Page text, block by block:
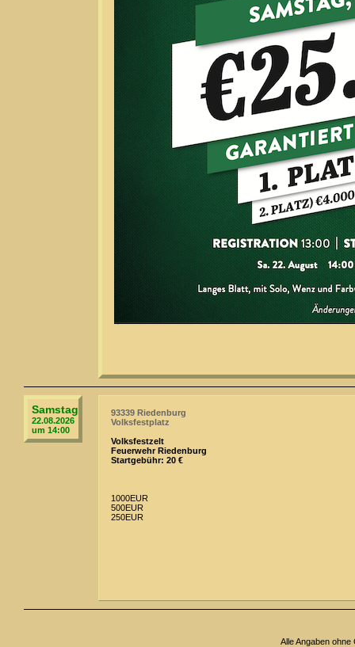
Samstag
22.08.2026
um 14:00
93339 Riedenburg
Volksfestplatz
Volksfestzelt
Feuerwehr Riedenburg
Startgebühr: 20 €
1000EUR
500EUR
250EUR
Alle Angaben ohne